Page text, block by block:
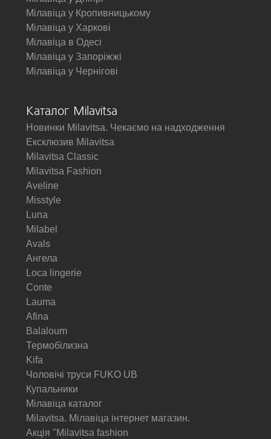
Мілавіца у Кропивницькому
Мілавіца у Харкові
Мілавіца в Одесі
Мілавіца у Запоріжжі
Мілавіца у Чернігові
Каталог Milavitsa
Новинки Milavitsa. Чекаємо на надходження
Ексклюзив Milavitsa
Milavitsa Classic
Milavitsa Fashion
Aveline
Misstyle
Luna
Milabel
Avals
Ангела
Loca lingerie
Conte
Lauma
Afina
Balaloum
Термобілизна
Kifa
Чоловічі труси FUKO UB
Купальники
Мілавіца каталог
Milavitsa. Мілавіца інтернет магазин.
Акція "Milavitsa fashion